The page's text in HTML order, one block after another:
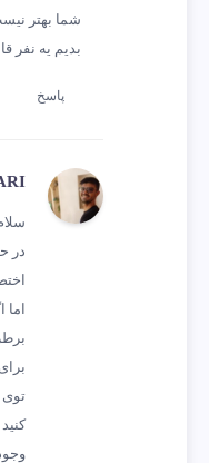
شما بهتر
بدیم یه نفر
پاسخ
در
اما